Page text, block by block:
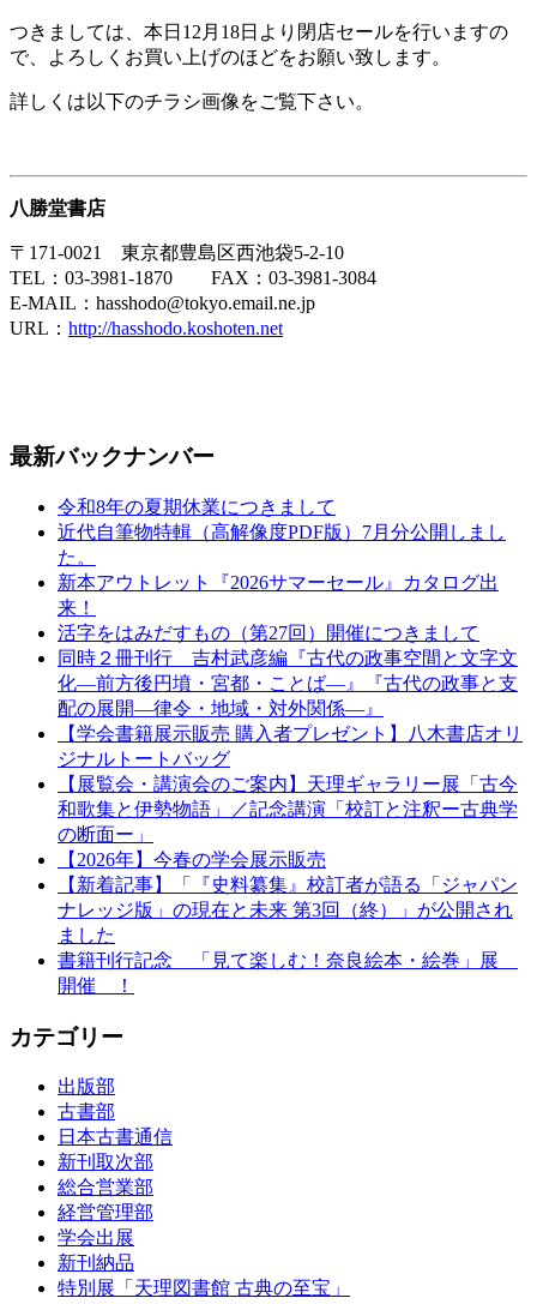
つきましては、本日12月18日より閉店セールを行いますの
で、よろしくお買い上げのほどをお願い致します。
詳しくは以下のチラシ画像をご覧下さい。
八勝堂書店
〒171-0021 東京都豊島区西池袋5-2-10
TEL：03-3981-1870 FAX：03-3981-3084
E-MAIL：hasshodo@tokyo.email.ne.jp
URL： http://hasshodo.koshoten.net
最新バックナンバー
令和8年の夏期休業につきまして
近代自筆物特輯（高解像度PDF版）7月分公開しまし
た。
新本アウトレット『2026サマーセール』カタログ出
来！
活字をはみだすもの（第27回）開催につきまして
同時２冊刊行 吉村武彦編『古代の政事空間と文字文
化—前方後円墳・宮都・ことば—』『古代の政事と支
配の展開—律令・地域・対外関係—』
【学会書籍展示販売 購入者プレゼント】八木書店オリ
ジナルトートバッグ
【展覧会・講演会のご案内】天理ギャラリー展「古今
和歌集と伊勢物語」／記念講演「校訂と注釈ー古典学
の断面ー」
【2026年】今春の学会展示販売
【新着記事】「『史料纂集』校訂者が語る「ジャパン
ナレッジ版」の現在と未来 第3回（終）」が公開され
ました
書籍刊行記念 「見て楽しむ！奈良絵本・絵巻」展
開催 ！
カテゴリー
出版部
古書部
日本古書通信
新刊取次部
総合営業部
経営管理部
学会出展
新刊納品
特別展「天理図書館 古典の至宝」